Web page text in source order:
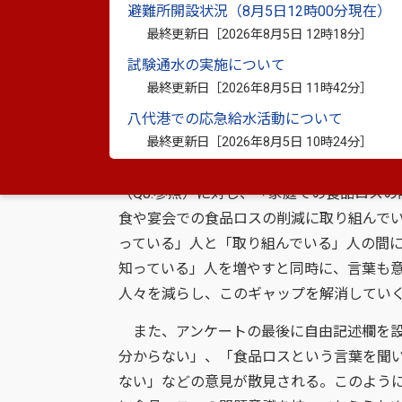
避難所開設状況（8月5日12時00分現在）
最終更新日［2026年8月5日 12時18分
試験通水の実施について
最終更新日［2026年8月5日 11時42分
八代港での応急給水活動について
最終更新日［2026年8月5日 10時24分
総括
アンケートの調査結果の詳細、過去の調
（Q8.参照）に対し、「家庭での食品ロス
食や宴会での食品ロスの削減に取り組んで
っている」人と「取り組んでいる」人の間
知っている」人を増やすと同時に、言葉も
人々を減らし、このギャップを解消してい
また、アンケートの最後に自由記述欄を
分からない」、「食品ロスという言葉を聞
ない」などの意見が散見される。このよう